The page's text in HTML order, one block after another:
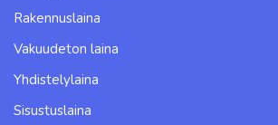
Rakennuslaina
Vakuudeton laina
Yhdistelylaina
Sisustuslaina